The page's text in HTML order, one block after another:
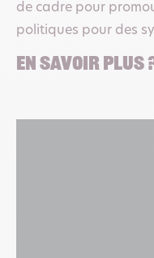
de cadre pour
politiques pour des
En savoir plus